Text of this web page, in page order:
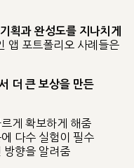
기획과 완성도를 지나치게
앱 포트폴리오 사례들은
더 큰 보상을 만든
게 확보하게 해줌
다수 실험이 필수
방향을 알려줌